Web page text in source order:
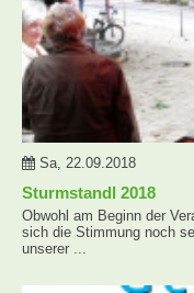
Sa, 22.09.2018
Sturmstandl 2018
Obwohl am Beginn der
sich die Stimmung noch
unserer ...